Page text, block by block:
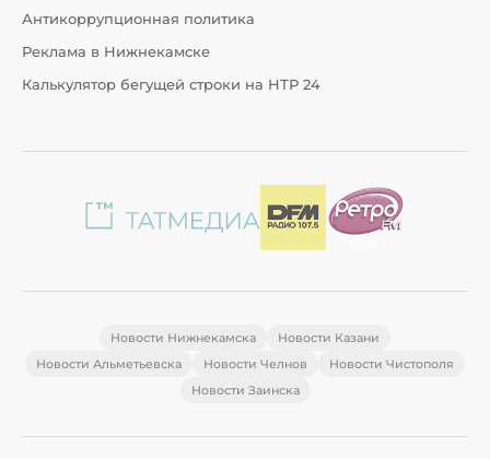
Антикоррупционная политика
Реклама в Нижнекамске
Калькулятор бегущей строки на НТР 24
Новости Нижнекамска
Новости Казани
Новости Альметьевска
Новости Челнов
Новости Чистополя
Новости Заинска